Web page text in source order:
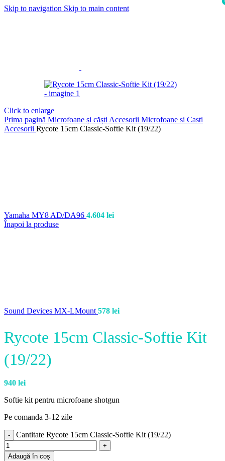
Skip to navigation Skip to main content
Click to enlarge
Prima pagină Microfoane și căști Accesorii Microfoane si Casti
Accesorii Rycote 15cm Classic-Softie Kit (19/22)
Yamaha MY8 AD/DA96 4.604 lei
Înapoi la produse
Sound Devices MX-LMount 578 lei
Rycote 15cm Classic-Softie Kit
(19/22)
940 lei
Softie kit pentru microfoane shotgun
Pe comanda 3-12 zile
Cantitate Rycote 15cm Classic-Softie Kit (19/22)
Adaugă în coș